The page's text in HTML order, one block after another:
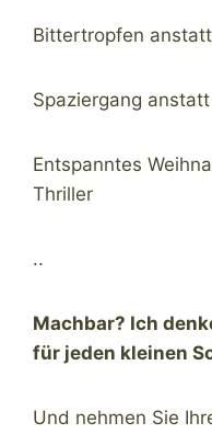
Bittertropfen
Spaziergang
Entspanntes
Thriller
..
Machbar? Ich
für jeden kleinen
Und nehmen Sie